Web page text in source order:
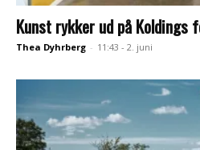
Kunst rykker ud på Koldings
Thea Dyhrberg - 11:43 - 2. juni